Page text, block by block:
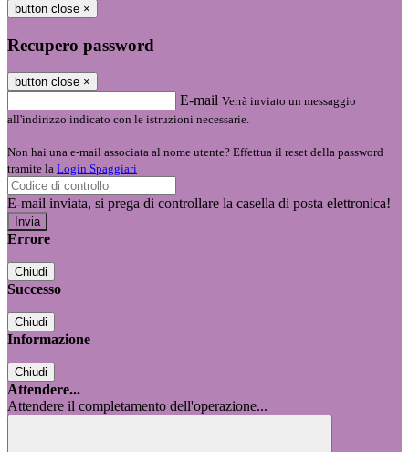
button close ×
Recupero password
button close ×
E-mail Verrà inviato un messaggio
all'indirizzo indicato con le istruzioni necessarie.
Non hai una e-mail associata al nome utente? Effettua il reset della password
tramite la Login Spaggiari
E-mail inviata, si prega di controllare la casella di posta elettronica!
Errore
Chiudi
Successo
Chiudi
Informazione
Chiudi
Attendere...
Attendere il completamento dell'operazione...